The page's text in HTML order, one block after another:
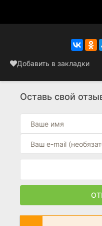
Добавить в закладки
Оставь свой